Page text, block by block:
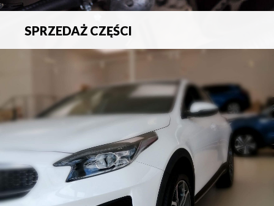
SPRZEDAŻ CZĘŚCI
Sprzedaż oryginalnych części samochodowych oraz